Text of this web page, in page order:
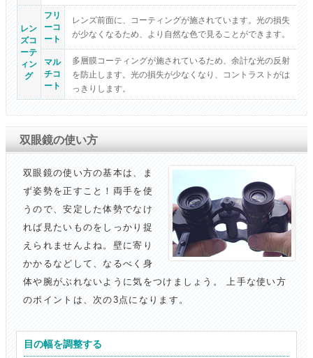
レン
ズコ
ーテ
ィン
グ
フリ
ーコ
ート
レンズ前面に、コーティングが施されています。光の損失
が少なくなるため、より自然な色で見ることができます。
マル
チコ
ート
多層膜コーティングが施されているため、余計な光の反射
を防止します。光の損失が少なくなり、コントラストがは
っきりします。
双眼鏡の使い方
双眼鏡の使い方の基本は、ま
ず姿勢を正すこと！両手を使
うので、安定した体勢でなけ
れば見たいものをしっかり捉
えられませんよね。壁に寄り
かかるなどして、なるべく身
体や腕がぶれないように気をつけましょう。 上手な使い方
のポイントは、次の3点になります。
目の幅を調整する